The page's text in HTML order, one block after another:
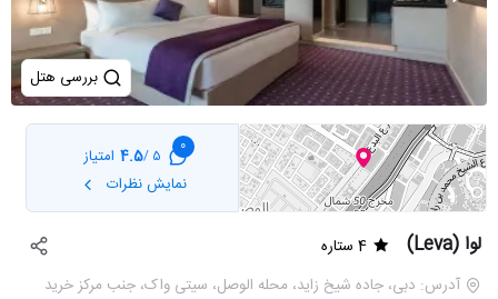
بررسی هتل
0
5 /
4.5 امتیاز
نمایش نظرات
لوا (Leva)
4 ستاره
آدرس: دبی، جاده شیخ زاید، محله الوصل، سیتی واک، جنب مرکز خرید